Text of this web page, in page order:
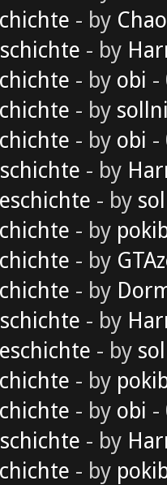
- by
- by
- by obi -
- by
- by obi -
- by
- by
- by
- by
- by
- by
- by
- by
- by obi -
- by
- by